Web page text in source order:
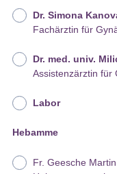
Dr. Simona
Fachärztin für
Dr. med. univ.
Assistenzärztin für
Labor
Hebamme
Fr. Geesche Martin